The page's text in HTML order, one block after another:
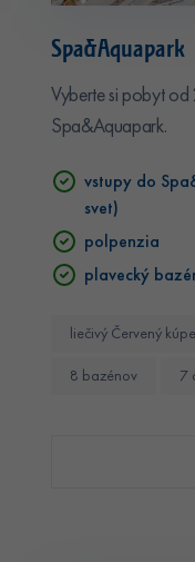
Spa&Aquapark
Vyberte si pobyt
Spa&Aquapark.
vstupy do
svet)
polpenzia
plavecký
liečivý Červený
8 bazénov 7